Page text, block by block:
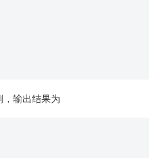
输出结果为